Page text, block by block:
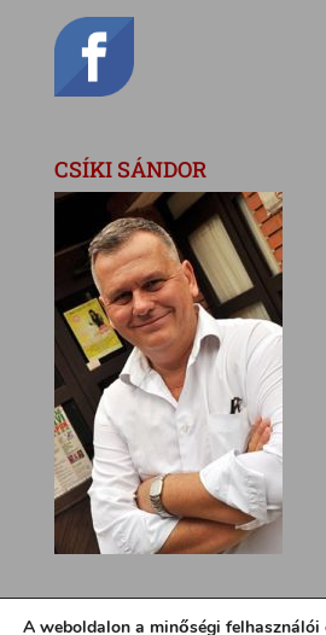
CSÍKI SÁNDOR
A weboldalon a minőségi felhasználói